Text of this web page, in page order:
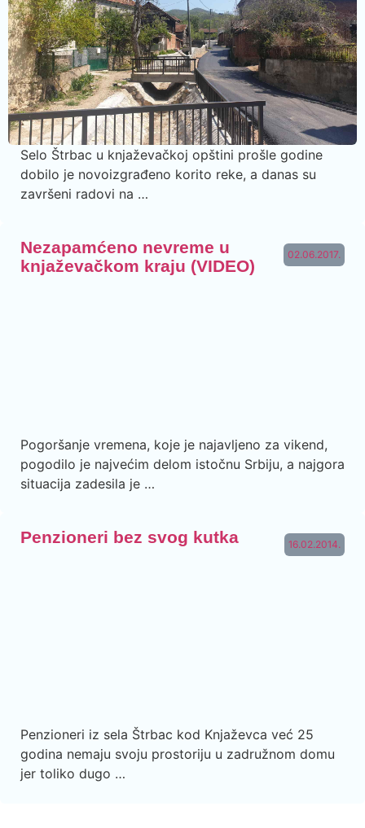
Selo Štrbac u knjaževačkoj opštini prošle godine
dobilo je novoizgrađeno korito reke, a danas su
završeni radovi na …
02.06.2017.
Nezapamćeno nevreme u
knjaževačkom kraju (VIDEO)
Pogoršanje vremena, koje je najavljeno za vikend,
pogodilo je najvećim delom istočnu Srbiju, a najgora
situacija zadesila je …
16.02.2014.
Penzioneri bez svog kutka
Penzioneri iz sela Štrbac kod Knjaževca već 25
godina nemaju svoju prostoriju u zadružnom domu
jer toliko dugo …